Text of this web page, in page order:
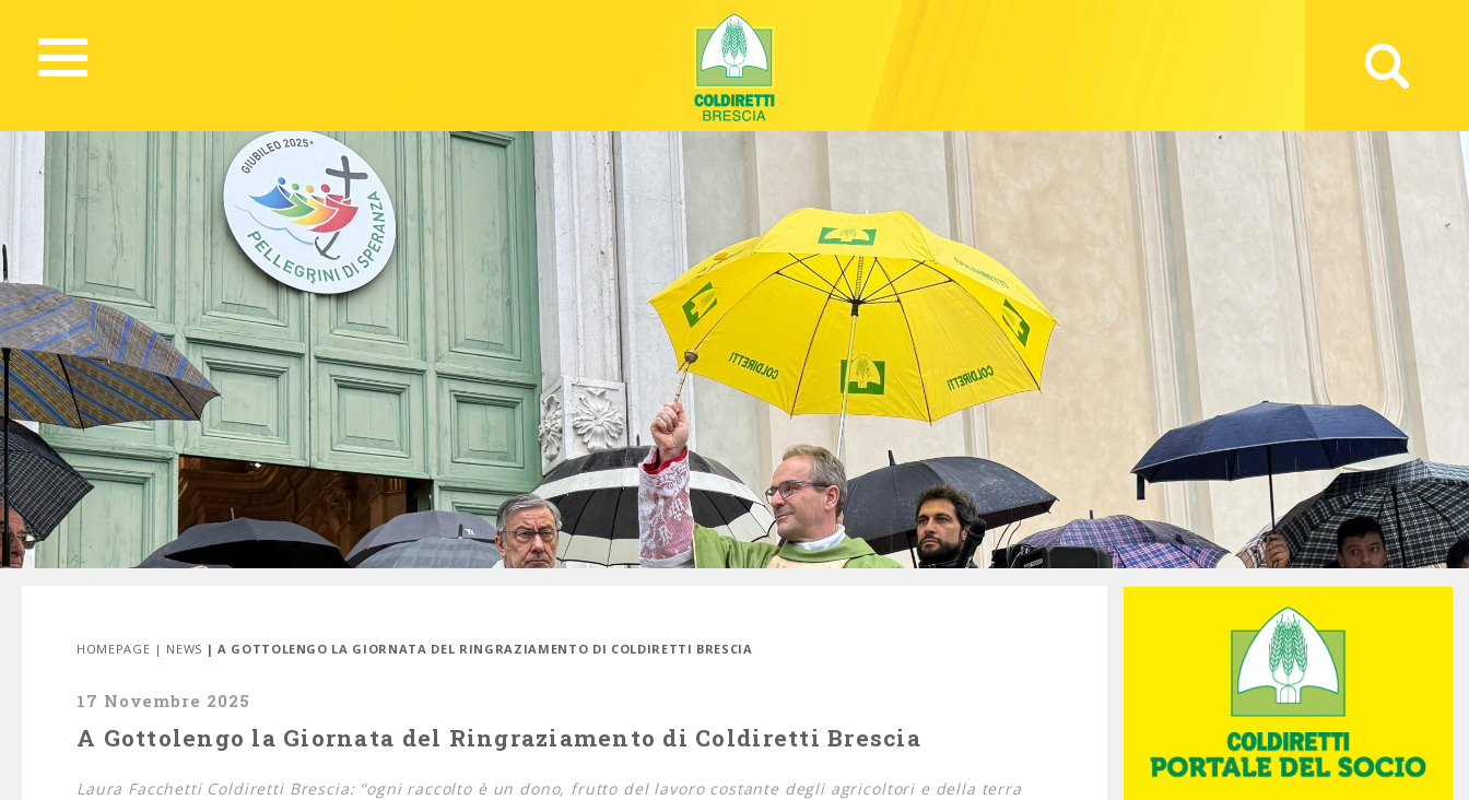
HOMEPAGE | NEWS | A GOTTOLENGO LA GIORNATA DEL RINGRAZIAMENTO DI COLDIRETTI BRESCIA
17 Novembre 2025
A Gottolengo la Giornata del Ringraziamento di Coldiretti Brescia
Laura Facchetti Coldiretti Brescia: “ogni raccolto è un dono, frutto del lavoro costante degli agricoltori e della terra